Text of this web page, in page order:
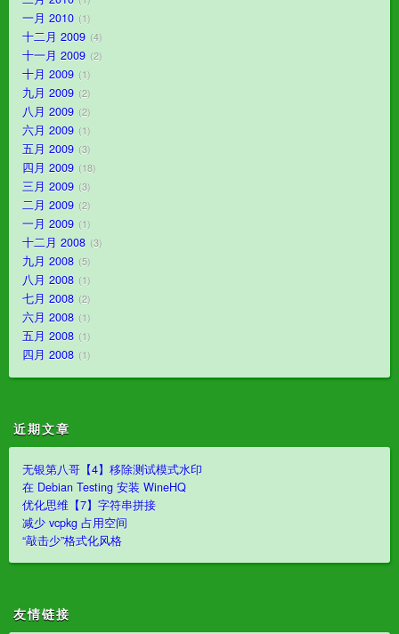
一月 2010 1
十二月 2009 4
十一月 2009 2
十月 2009 1
九月 2009 2
八月 2009 2
六月 2009 1
五月 2009 3
四月 2009 18
三月 2009 3
二月 2009 2
一月 2009 1
十二月 2008 3
九月 2008 5
八月 2008 1
七月 2008 2
六月 2008 1
五月 2008 1
四月 2008 1
近期文章
无银第八哥【4】移除测试模式水印
在 Debian Testing 安装 WineHQ
优化思维【7】字符串拼接
减少 vcpkg 占用空间
“敲击少”格式化风格
友情链接